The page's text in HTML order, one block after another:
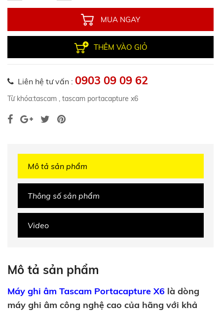
MUA NGAY
THÊM VÀO GIỎ
Liên hệ tư vấn : 0903 09 09 62
Từ khóa:tascam , tascam portacapture x6
Mô tả sản phẩm
Thông số sản phẩm
Video
Mô tả sản phẩm
Máy ghi âm Tascam Portacapture X6 là dòng
máy ghi âm công nghệ cao của hãng với khả